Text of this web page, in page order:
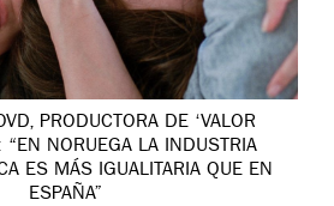
PRODUCTORA DE ‘VALOR
“EN NORUEGA LA INDUSTRIA
ES MÁS IGUALITARIA QUE EN
ESPAÑA”